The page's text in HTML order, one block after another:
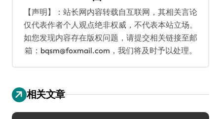
【声明】：站长网内容转载自互联网，其相关言论
仅代表作者个人观点绝非权威，不代表本站立场。
如您发现内容存在版权问题，请提交相关链接至邮
箱：bqsm@foxmail.com，我们将及时予以处理。
相关文章